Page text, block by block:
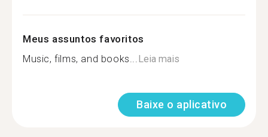
Meus assuntos favoritos
Music, films, and books...Leia mais
Baixe o aplicativo